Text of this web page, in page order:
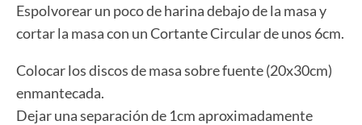
Espolvorear un poco de harina debajo de la masa y
cortar la masa con un Cortante Circular de unos 6cm.
Colocar los discos de masa sobre fuente (20x30cm)
enmantecada.
Dejar una separación de 1cm aproximadamente